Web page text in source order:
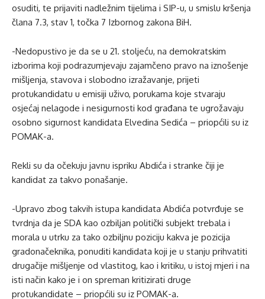
osuditi, te prijaviti nadležnim tijelima i SIP-u, u smislu kršenja
člana 7.3, stav 1, točka 7 Izbornog zakona BiH.
-Nedopustivo je da se u 21. stoljeću, na demokratskim
izborima koji podrazumjevaju zajamčeno pravo na iznošenje
mišljenja, stavova i slobodno izražavanje, prijeti
protukandidatu u emisiji uživo, porukama koje stvaraju
osjećaj nelagode i nesigurnosti kod građana te ugrožavaju
osobno sigurnost kandidata Elvedina Sedića – priopćili su iz
POMAK-a.
Rekli su da očekuju javnu ispriku Abdića i stranke čiji je
kandidat za takvo ponašanje.
-Upravo zbog takvih istupa kandidata Abdića potvrđuje se
tvrdnja da je SDA kao ozbiljan politički subjekt trebala i
morala u utrku za tako ozbiljnu poziciju kakva je pozicija
gradonačeknika, ponuditi kandidata koji je u stanju prihvatiti
drugačije mišljenje od vlastitog, kao i kritiku, u istoj mjeri i na
isti način kako je i on spreman kritizirati druge
protukandidate – priopćili su iz POMAK-a.